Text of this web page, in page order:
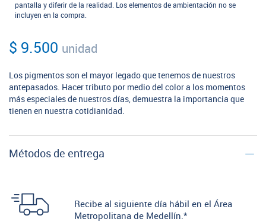
pantalla y diferir de la realidad. Los elementos de ambientación no se
incluyen en la compra.
$ 9.500 unidad
Los pigmentos son el mayor legado que tenemos de nuestros
antepasados. Hacer tributo por medio del color a los momentos
más especiales de nuestros días, demuestra la importancia que
tienen en nuestra cotidianidad.
Métodos de entrega
Recibe al siguiente día hábil en el Área
Metropolitana de Medellín.*